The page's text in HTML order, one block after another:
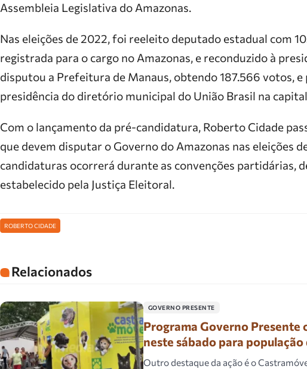
Assembleia Legislativa do Amazonas.
Nas eleições de 2022, foi reeleito deputado estadual com
registrada para o cargo no Amazonas, e reconduzido à
disputou a Prefeitura de Manaus, obtendo 187.566 votos,
presidência do diretório municipal do União Brasil na
Com o lançamento da pré-candidatura, Roberto Cidade
que devem disputar o Governo do Amazonas nas eleições
candidaturas ocorrerá durante as convenções partidárias,
estabelecido pela Justiça Eleitoral.
ROBERTO CIDADE
Relacionados
GOVERNO PRESENTE
Programa Governo
neste sábado para
Outro destaque da ação é o